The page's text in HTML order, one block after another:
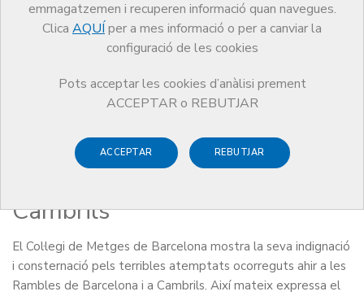
emmagatzemen i recuperen informació quan navegues.
Clica AQUÍ per a mes informació o per a canviar la
configuració de les cookies
Pots acceptar les cookies d’anàlisi prement
ACCEPTAR o REBUTJAR
ACCEPTAR REBUTJAR
Comunicat en relació als atemptats a Barcelona i Cambrils
18 D’AGOST DE 2017
Comunicat en relació als
Cambrils
El Col·legi de Metges de Barcelona mostra la seva indignació
i consternació pels terribles atemptats ocorreguts ahir a les
Rambles de Barcelona i a Cambrils. Així mateix expressa el